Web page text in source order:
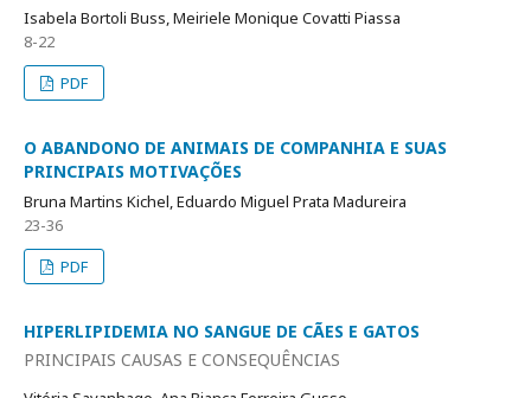
Isabela Bortoli Buss, Meiriele Monique Covatti Piassa
8-22
PDF
O ABANDONO DE ANIMAIS DE COMPANHIA E SUAS
PRINCIPAIS MOTIVAÇÕES
Bruna Martins Kichel, Eduardo Miguel Prata Madureira
23-36
PDF
HIPERLIPIDEMIA NO SANGUE DE CÃES E GATOS
PRINCIPAIS CAUSAS E CONSEQUÊNCIAS